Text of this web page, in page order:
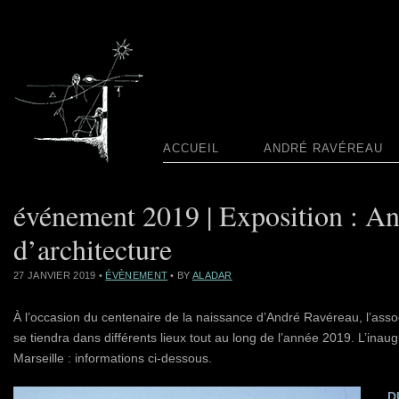
ACCUEIL ANDRÉ RAVÉREAU
événement 2019 | Exposition :
d’architecture
27 JANVIER 2019 • ÉVÈNEMENT • BY ALADAR
À l’occasion du centenaire de la naissance d’André Ravéreau,
se tiendra dans différents lieux tout au long de l’année 2019.
Marseille : informations ci-dessous.